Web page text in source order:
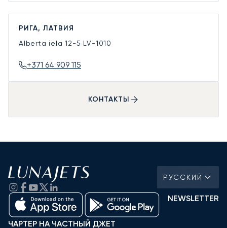
РИГА, ЛАТВИЯ
Alberta iela 12-5 LV-1010
+371 64 909 115
КОНТАКТЫ
РУССКИЙ
NEWSLETTER
ЧАРТЕР НА ЧАСТНЫЙ ДЖЕТ